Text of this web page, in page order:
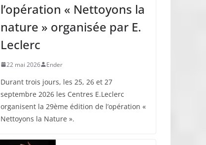
l’opération « Nettoyons la
nature » organisée par E.
Leclerc
22 mai 2026 Ender
Durant trois jours, les 25, 26 et 27
septembre 2026 les Centres E.Leclerc
organisent la 29ème édition de l’opération «
Nettoyons la Nature ».